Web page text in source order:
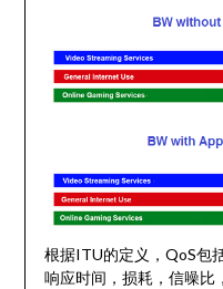
根据ITU的定义，QoS包
响应时间，损耗，信噪比